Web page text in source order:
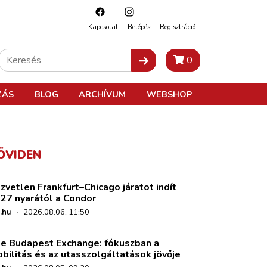
Kapcsolat Belépés Regisztráció
0
BLOG ARCHÍVUM WEBSHOP
Frankfurt–Chicago járatot indít
nyarától a Condor
· 2026.08.06. 11:50
Budapest Exchange: fókuszban a
és az utasszolgáltatások jövője